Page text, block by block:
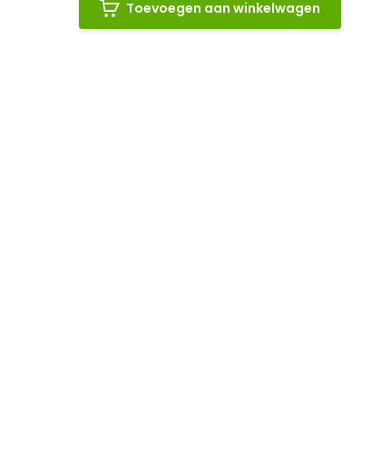
Toevoegen aan winkelwagen